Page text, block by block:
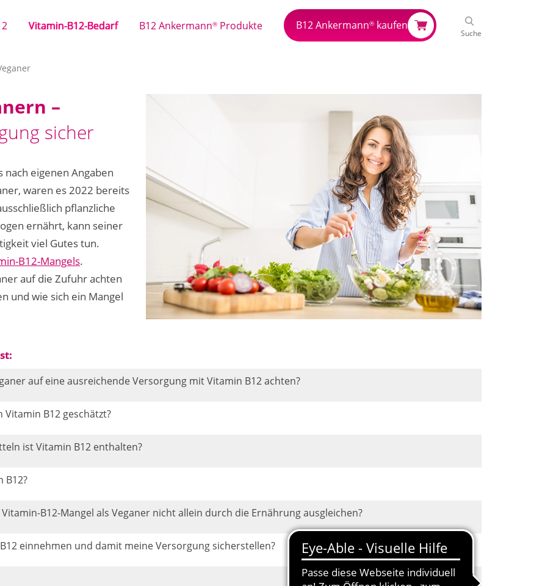
Vitamin-B12-Bedarf B12 Ankermann® Produkte B12 Ankermann® kaufen
Suche
–
sicher
nach eigenen Angaben
waren es 2022 bereits
pflanzliche
ernährt, kann seiner
viel Gutes tun.
B12-Mangels.
auf die Zufuhr achten
und wie sich ein Mangel
auf eine ausreichende Versorgung mit Vitamin B12 achten?
B12 geschätzt?
ist Vitamin B12 enthalten?
B12?
B12-Mangel als Veganer nicht allein durch die Ernährung ausgleichen?
einnehmen und damit meine Versorgung sicherstellen?